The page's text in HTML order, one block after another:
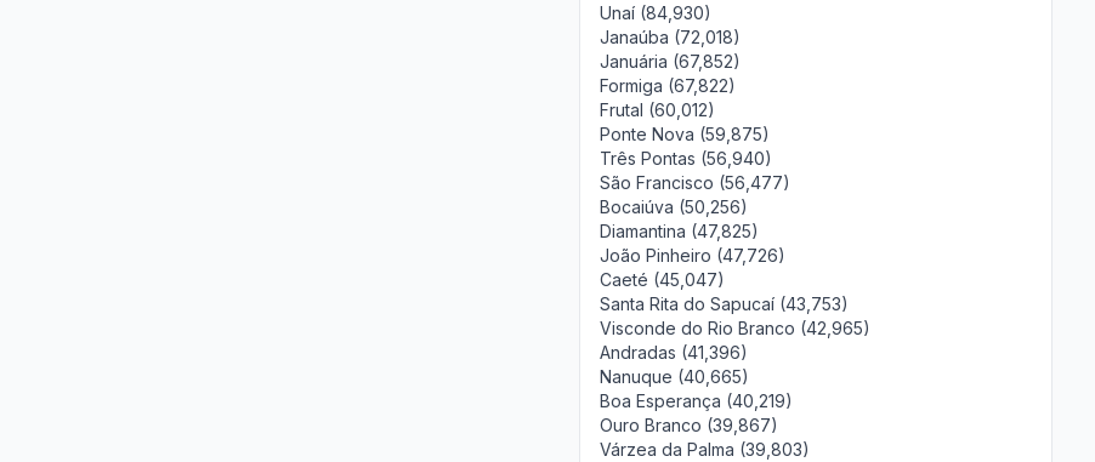
Unaí (84,930)
Janaúba (72,018)
Januária (67,852)
Formiga (67,822)
Frutal (60,012)
Ponte Nova (59,875)
Três Pontas (56,940)
São Francisco (56,477)
Bocaiúva (50,256)
Diamantina (47,825)
João Pinheiro (47,726)
Caeté (45,047)
Santa Rita do Sapucaí (43,753)
Visconde do Rio Branco (42,965)
Andradas (41,396)
Nanuque (40,665)
Boa Esperança (40,219)
Ouro Branco (39,867)
Várzea da Palma (39,803)